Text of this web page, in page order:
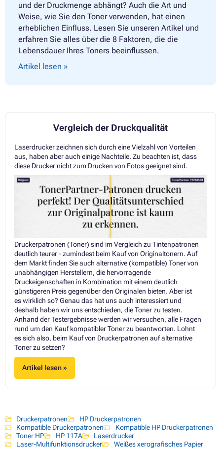
und der Druckmenge abhängt? Auch die Art und
Weise, wie Sie den Toner verwenden, hat einen
erheblichen Einfluss. Lesen Sie unseren Artikel und
erfahren Sie alles über die 8 Faktoren, die die
Lebensdauer Ihres Toners beeinflussen.
Artikel lesen »
Vergleich der Druckqualität
Laserdrucker zeichnen sich durch eine Vielzahl von Vorteilen
aus, haben aber auch einige Nachteile. Zu beachten ist, dass
diese Drucker nicht zum Drucken von Fotos geeignet sind.
Druckerpatronen (Toner) sind im Vergleich zu Tintenpatronen
deutlich teurer - zumindest beim Kauf von Originaltonern. Auf
dem Markt finden Sie auch alternative (kompatible) Toner von
unabhängigen Herstellern, die hervorragende
Druckeigenschaften in Kombination mit einem deutlich
günstigeren Preis gegenüber den Originalen bieten. Aber ist
es wirklich so? Genau das hat uns auch interessiert und
deshalb haben wir uns entschieden, die Toner zu testen.
Anhand der Testergebnisse werden wir versuchen, alle Fragen
rund um den Kauf kompatibler Toner zu beantworten. Lohnt
es sich also, beim Kauf von Druckerpatronen auf alternative
Toner zu setzen?
Artikel lesen »
Druckerpatronen
HP Druckerpatronen
Kompatible Druckerpatronen
Kompatible HP Druckerpatronen
Toner HP
HP 117A
Laserdrucker
Laser-Multifunktionsdrucker
Weißes xerografisches Papier